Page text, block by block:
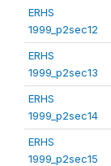
ERHS
1999_p2sec12
ERHS
1999_p2sec13
ERHS
1999_p2sec14
ERHS
1999_p2sec15